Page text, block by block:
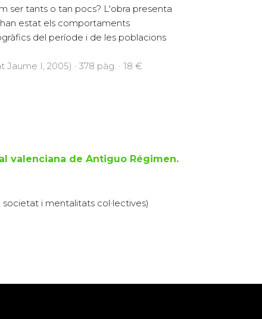
ser tants o tan pocs? L'obra presenta
estat els comportaments
del període i de les poblacions
I, 2005) · 378 pàg. · 18 €
valenciana de Antiguo Régimen.
i mentalitats col·lectives)